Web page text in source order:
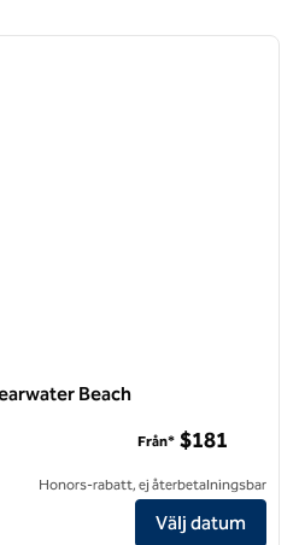
nästa
Beach
Inn & Suites Clearwater Beach
Från* $181
Honors-rabatt, ej återbetalningsbar
Välj datum